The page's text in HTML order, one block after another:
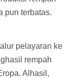
pun terbatas.
pelayaran ke
rempah
Alhasil,